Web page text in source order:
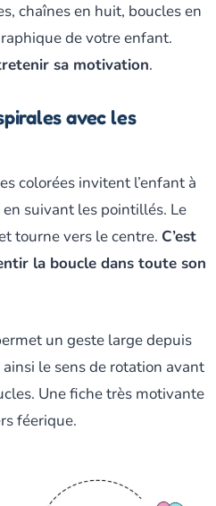
chaînes en huit, boucles en
de votre enfant.
sa motivation.
avec les
colorées invitent l’enfant à
suivant les pointillés. Le
tourne vers le centre. C’est
la boucle dans toute son
un geste large depuis
ainsi le sens de rotation avant
Une fiche très motivante
féerique.